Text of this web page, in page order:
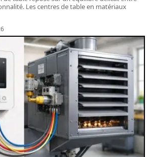
Les centres de table en matériaux